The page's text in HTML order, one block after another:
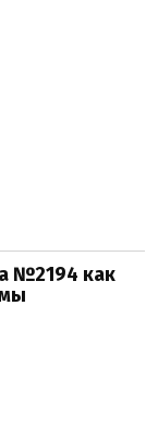
№2194 как